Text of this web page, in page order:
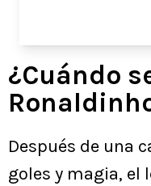
¿Cuándo
Después de una
goles y magia, el